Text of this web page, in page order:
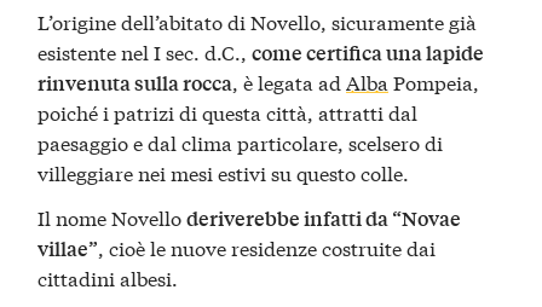
L’origine dell’abitato di Novello, sicuramente già
esistente nel I sec. d.C.,come certifica una lapide
rinvenuta sulla rocca, è legata adAlba Pompeia,
poiché i patrizi di questa città, attratti dal
paesaggio e dal clima particolare, scelsero di
villeggiare nei mesi estivi su questo colle.
Il nome Novelloderiverebbe infatti da “Novae
villae”, cioè le nuove residenze costruite dai
cittadini albesi.